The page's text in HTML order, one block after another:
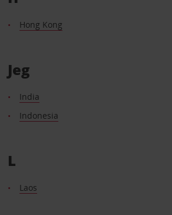
Hong Kong
Jeg
India
Indonesia
L
Laos